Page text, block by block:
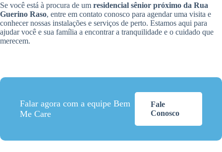
Se você está à procura de um residencial sênior próximo da Rua
Guerino Raso, entre em contato conosco para agendar uma visita e
conhecer nossas instalações e serviços de perto. Estamos aqui para
ajudar você e sua família a encontrar a tranquilidade e o cuidado que
merecem.
Falar agora com a equipe Bem
Me Care
Fale
Conosco